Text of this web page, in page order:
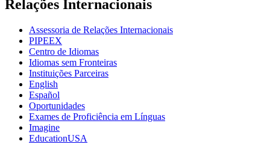
Relações Internacionais
Assessoria de Relações Internacionais
PIPEEX
Centro de Idiomas
Idiomas sem Fronteiras
Instituições Parceiras
English
Español
Oportunidades
Exames de Proficiência em Línguas
Imagine
EducationUSA